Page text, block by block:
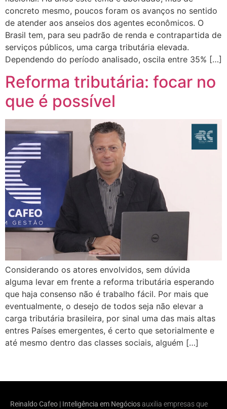
concreto mesmo, poucos foram os avanços no sentido
de atender aos anseios dos agentes econômicos. O
Brasil tem, para seu padrão de renda e contrapartida de
serviços públicos, uma carga tributária elevada.
Dependendo do período analisado, oscila entre 35% […]
Reforma tributária: focar no
que é possível
Considerando os atores envolvidos, sem dúvida
alguma levar em frente a reforma tributária esperando
que haja consenso não é trabalho fácil. Por mais que
eventualmente, o desejo de todos seja não elevar a
carga tributária brasileira, por sinal uma das mais altas
entres Países emergentes, é certo que setorialmente e
até mesmo dentro das classes sociais, alguém […]
Reinaldo Cafeo | Inteligência em Negóciosauxilia empresas que